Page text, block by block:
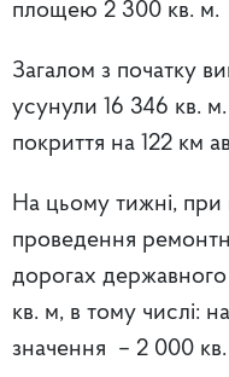
площею 2 300 кв. м.
Загалом з початку
усунули 16 346 кв.
покриття на 122 км
На цьому тижні,
проведення
дорогах
кв. м, в тому числі:
значення – 2 000